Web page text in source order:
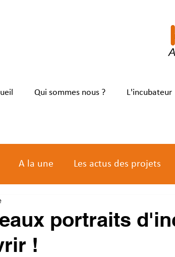
Qui sommes nous ? L'incubateur
A la une Les actus des projets
portraits
!